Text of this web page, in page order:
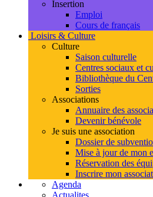
Insertion
Emploi
Cours de français
Loisirs & Culture
Culture
Saison culturelle
Centres sociaux et
Bibliothèque du
Sorties
Associations
Annuaire des
Devenir bénévole
Je suis une association
Dossier de
Mise à jour de mon
Réservation des
Inscrire mon
Agenda
Actualites